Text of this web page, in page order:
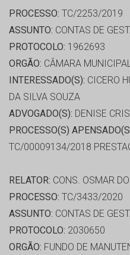
PROCESSO: TC/2253/2019
ASSUNTO: CONTAS DE
PROTOCOLO: 1962693
ORGÃO: CÂMARA
INTERESSADO(S): CICERO
DA SILVA SOUZA
ADVOGADO(S): DENISE
PROCESSO(S)
TC/00009134/2018
RELATOR: CONS. OSMAR
PROCESSO: TC/3433/2020
ASSUNTO: CONTAS DE
PROTOCOLO: 2030650
ORGÃO: FUNDO DE